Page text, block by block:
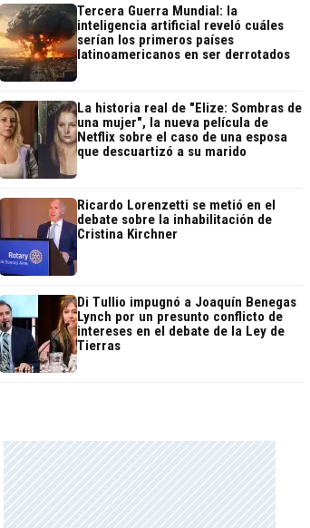
Tercera Guerra Mundial: la
inteligencia artificial reveló cuáles
serían los primeros países
latinoamericanos en ser derrotados
La historia real de "Elize: Sombras de
una mujer", la nueva película de
Netflix sobre el caso de una esposa
que descuartizó a su marido
Ricardo Lorenzetti se metió en el
debate sobre la inhabilitación de
Cristina Kirchner
Di Tullio impugnó a Joaquín Benegas
Lynch por un presunto conflicto de
intereses en el debate de la Ley de
Tierras